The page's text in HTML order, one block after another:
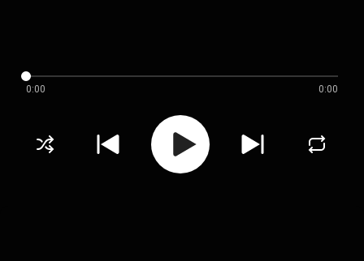
0:00 0:00